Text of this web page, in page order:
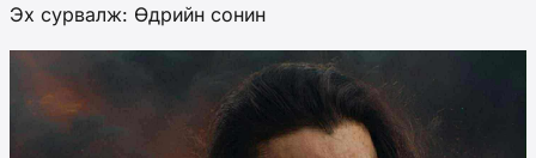
Эх сурвалж: Өдрийн сонин